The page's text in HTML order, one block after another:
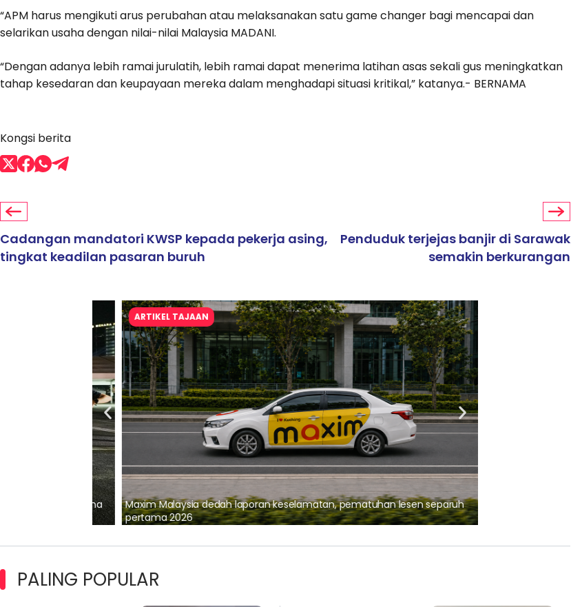
“APM harus mengikuti arus perubahan atau melaksanakan satu game changer bagi mencapai dan
selarikan usaha dengan nilai-nilai Malaysia MADANI.
“Dengan adanya lebih ramai jurulatih, lebih ramai dapat menerima latihan asas sekali gus meningkatkan
tahap kesedaran dan keupayaan mereka dalam menghadapi situasi kritikal,” katanya.- BERNAMA
Kongsi berita
Cadangan mandatori KWSP kepada pekerja asing,
tingkat keadilan pasaran buruh
Penduduk terjejas banjir di Sarawak
semakin berkurangan
ARTIKEL TAJAAN
Maxim Malaysia dedah laporan keselamatan, pematuhan lesen separuh
pertama 2026
PALING POPULAR